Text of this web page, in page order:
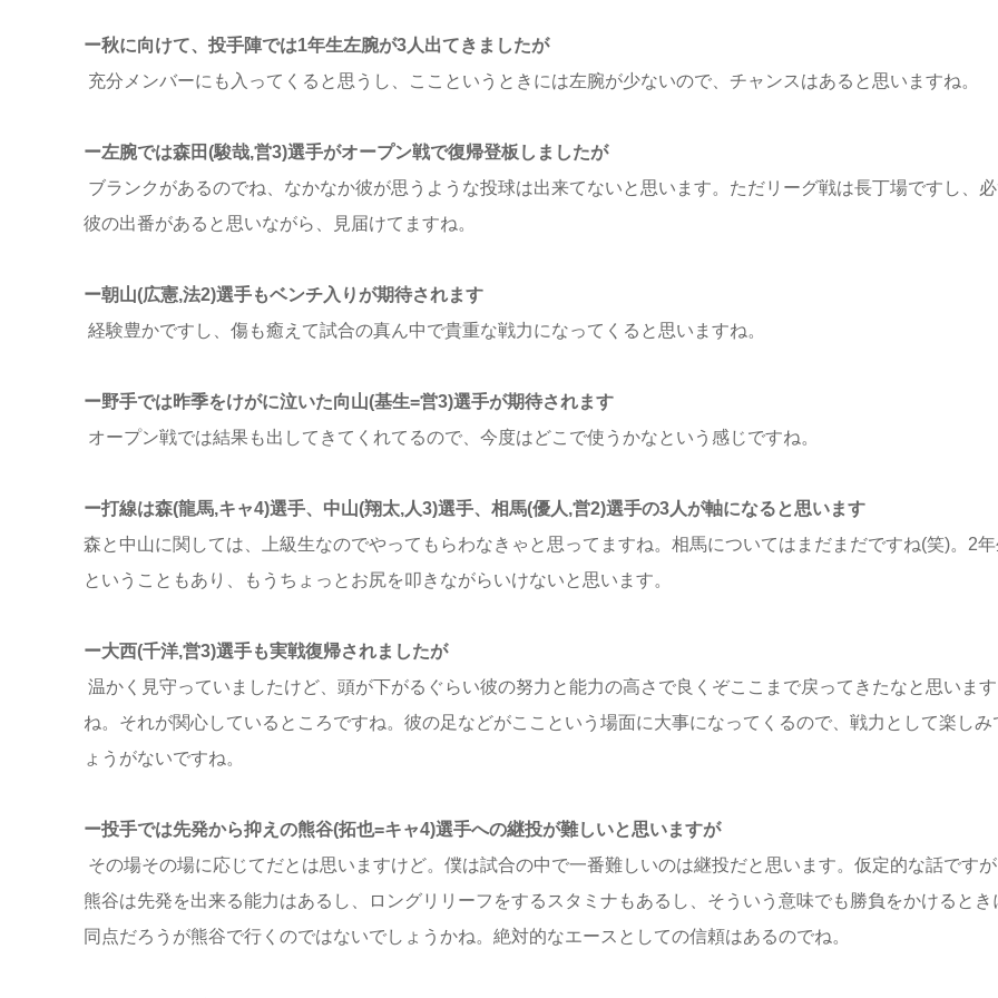
ー秋に向けて、投手陣では1年生左腕が3人出てきましたが
充分メンバーにも入ってくると思うし、ここというときには左腕が少ないので、チャンスはあると思いますね。
ー左腕では森田(駿哉,営3)選手がオープン戦で復帰登板しましたが
ブランクがあるのでね、なかなか彼が思うような投球は出来てないと思います。ただリーグ戦は長丁場ですし、
彼の出番があると思いながら、見届けてますね。
ー朝山(広憲,法2)選手もベンチ入りが期待されます
経験豊かですし、傷も癒えて試合の真ん中で貴重な戦力になってくると思いますね。
ー野手では昨季をけがに泣いた向山(基生=営3)選手が期待されます
オープン戦では結果も出してきてくれてるので、今度はどこで使うかなという感じですね。
ー打線は森(龍馬,キャ4)選手、中山(翔太,人3)選手、相馬(優人,営2)選手の3人が軸になると思います
森と中山に関しては、上級生なのでやってもらわなきゃと思ってますね。相馬についてはまだまだですね(笑)。2
ということもあり、もうちょっとお尻を叩きながらいけないと思います。
ー大西(千洋,営3)選手も実戦復帰されましたが
温かく見守っていましたけど、頭が下がるぐらい彼の努力と能力の高さで良くぞここまで戻ってきたなと思います
ね。それが関心しているところですね。彼の足などがここという場面に大事になってくるので、戦力として楽しみ
ょうがないですね。
ー投手では先発から抑えの熊谷(拓也=キャ4)選手への継投が難しいと思いますが
その場その場に応じてだとは思いますけど。僕は試合の中で一番難しいのは継投だと思います。仮定的な話です
熊谷は先発を出来る能力はあるし、ロングリリーフをするスタミナもあるし、そういう意味でも勝負をかけるとき
同点だろうが熊谷で行くのではないでしょうかね。絶対的なエースとしての信頼はあるのでね。